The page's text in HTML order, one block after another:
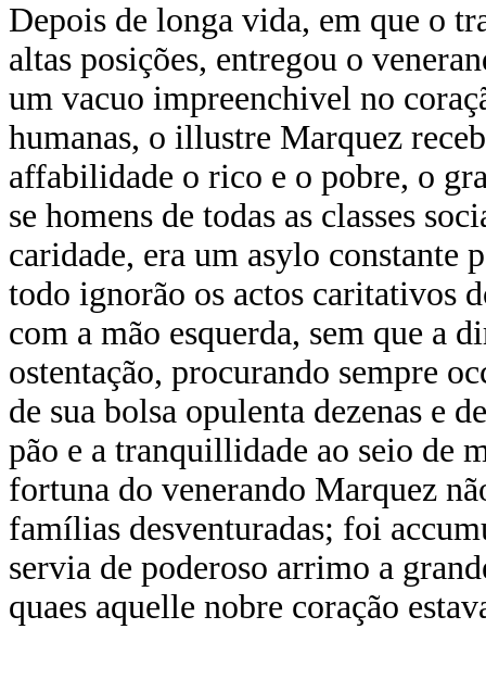
Depois de longa vida, em que o
altas posições, entregou o
um vacuo impreenchivel no
humanas, o illustre Marquez
affabilidade o rico e o pobre, o
se homens de todas as classes
caridade, era um asylo constante
todo ignorão os actos caritativos
com a mão esquerda, sem que a
ostentação, procurando sempre
de sua bolsa opulenta dezenas e
pão e a tranquillidade ao seio de
fortuna do venerando Marquez
famílias desventuradas; foi
servia de poderoso arrimo a
quaes aquelle nobre coração